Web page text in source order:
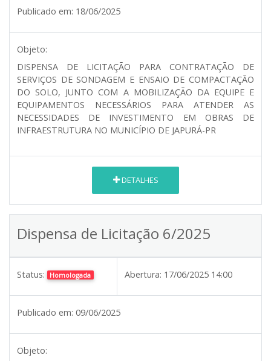
Publicado em: 18/06/2025
Objeto:
DISPENSA DE LICITAÇÃO PARA CONTRATAÇÃO DE
SERVIÇOS DE SONDAGEM E ENSAIO DE COMPACTAÇÃO
DO SOLO, JUNTO COM A MOBILIZAÇÃO DA EQUIPE E
EQUIPAMENTOS NECESSÁRIOS PARA ATENDER AS
NECESSIDADES DE INVESTIMENTO EM OBRAS DE
INFRAESTRUTURA NO MUNICÍPIO DE JAPURÁ-PR
DETALHES
Dispensa de Licitação 6/2025
Status: Homologada Abertura: 17/06/2025 14:00
Publicado em: 09/06/2025
Objeto: